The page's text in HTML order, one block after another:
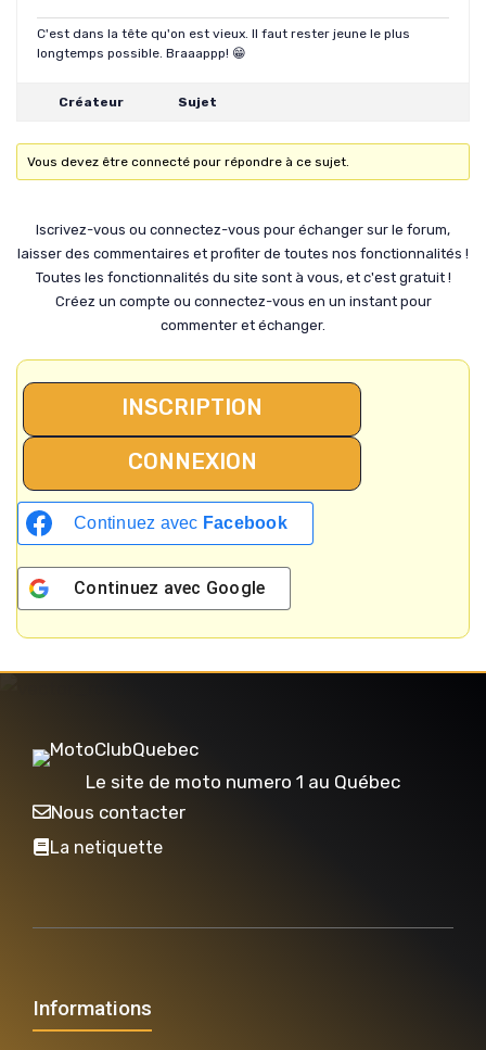
C'est dans la tête qu'on est vieux. Il faut rester jeune le plus
longtemps possible. Braaappp! 😁
Créateur Sujet
Vous devez être connecté pour répondre à ce sujet.
Iscrivez-vous ou connectez-vous pour échanger sur le forum,
laisser des commentaires et profiter de toutes nos fonctionnalités !
Toutes les fonctionnalités du site sont à vous, et c'est gratuit !
Créez un compte ou connectez-vous en un instant pour
commenter et échanger.
INSCRIPTION
CONNEXION
Continuez avec Facebook
Continuez avec Google
Le site de moto numero 1 au Québec
Nous contacter
La netiquette
Informations